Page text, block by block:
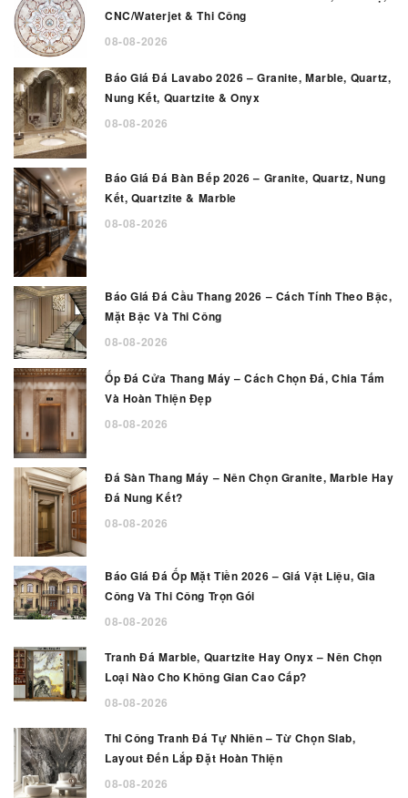
CNC/Waterjet & Thi Công
08-08-2026
Báo Giá Đá Lavabo 2026 – Granite, Marble, Quartz,
Nung Kết, Quartzite & Onyx
08-08-2026
Báo Giá Đá Bàn Bếp 2026 – Granite, Quartz, Nung
Kết, Quartzite & Marble
08-08-2026
Báo Giá Đá Cầu Thang 2026 – Cách Tính Theo Bậc,
Mặt Bậc Và Thi Công
08-08-2026
Ốp Đá Cửa Thang Máy – Cách Chọn Đá, Chia Tấm
Và Hoàn Thiện Đẹp
08-08-2026
Đá Sàn Thang Máy – Nên Chọn Granite, Marble Hay
Đá Nung Kết?
08-08-2026
Báo Giá Đá Ốp Mặt Tiền 2026 – Giá Vật Liệu, Gia
Công Và Thi Công Trọn Gói
08-08-2026
Tranh Đá Marble, Quartzite Hay Onyx – Nên Chọn
Loại Nào Cho Không Gian Cao Cấp?
08-08-2026
Thi Công Tranh Đá Tự Nhiên – Từ Chọn Slab,
Layout Đến Lắp Đặt Hoàn Thiện
08-08-2026